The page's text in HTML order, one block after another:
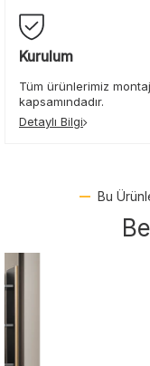
Kurulum
Tüm ürünlerimiz
kapsamındadır.
Detaylı Bilgi
Bu